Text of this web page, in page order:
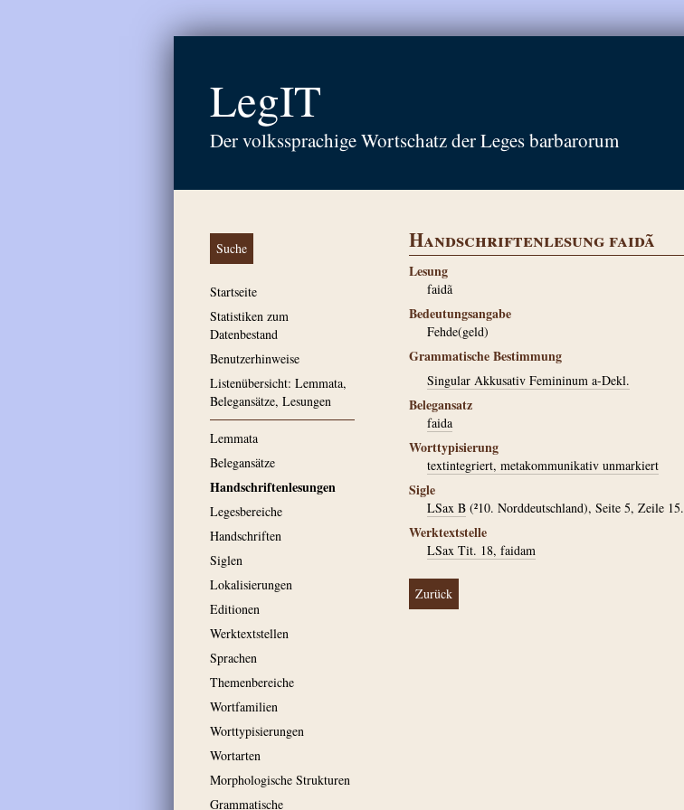
LegIT
Der volkssprachige Wortschatz der Leges barbarorum
Suche
Startseite
Statistiken zum
Datenbestand
Benutzerhinweise
Listenübersicht: Lemmata,
Belegansätze, Lesungen
Lemmata
Belegansätze
Handschriftenlesungen
Legesbereiche
Handschriften
Siglen
Lokalisierungen
Editionen
Werktextstellen
Sprachen
Themenbereiche
Wortfamilien
Worttypisierungen
Wortarten
Morphologische Strukturen
Grammatische
Handschriftenlesung faidã
Lesung
faidã
Bedeutungsangabe
Fehde(geld)
Grammatische Bestimmung
Singular Akkusativ Femininum a-Dekl.
Belegansatz
faida
Worttypisierung
textintegriert, metakommunikativ unmarkiert
Sigle
LSax B (²10. Norddeutschland), Seite 5, Zeile 15.
Werktextstelle
LSax Tit. 18, faidam
Zurück